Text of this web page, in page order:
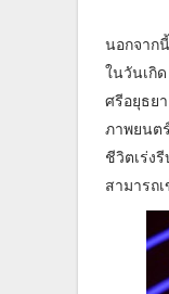
นอกจาก
ในวันเกิ
ศรีอยุธย
ภาพยนต
ชีวิตเร่ง
สามารถ